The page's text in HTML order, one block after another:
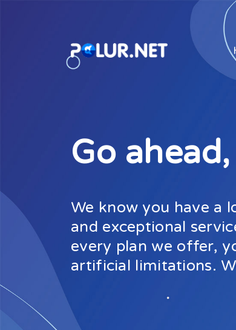
Go
We know you have a
and exceptional
every plan we offer,
artificial limitations.